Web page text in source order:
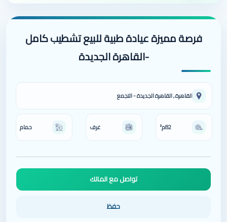
فرصة مميزة عيادة طبية للبيع تشطيب كامل
-القاهرة الجديدة
القاهرة , القاهرة الجديدة - التجمع
82م² غرف حمام